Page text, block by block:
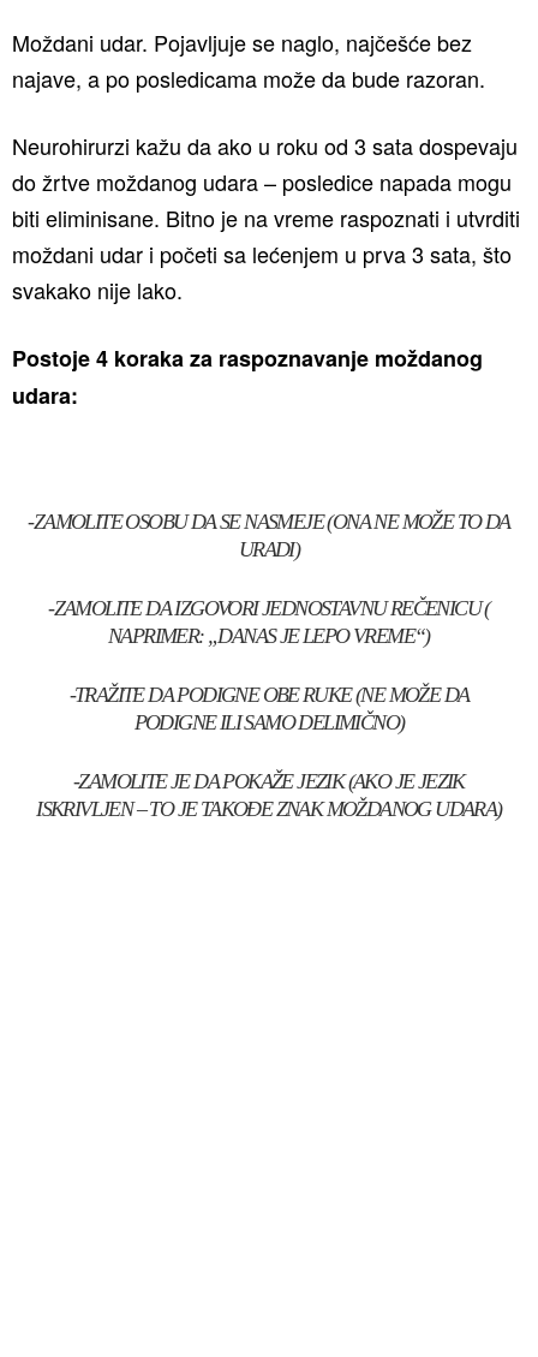
Moždani udar. Pojavljuje se naglo, najčešće bez
najave, a po posledicama može da bude razoran.
Neurohirurzi kažu da ako u roku od 3 sata dospevaju
do žrtve moždanog udara – posledice napada mogu
biti eliminisane. Bitno je na vreme raspoznati i utvrditi
moždani udar i početi sa lećenjem u prva 3 sata, što
svakako nije lako.
Postoje 4 koraka za raspoznavanje moždanog
udara:
-ZAMOLITE OSOBU DA SE NASMEJE (ONA NE MOŽE TO DA
URADI)
-ZAMOLITE DA IZGOVORI JEDNOSTAVNU REČENICU (
NAPRIMER: „DANAS JE LEPO VREME“)
-TRAŽITE DA PODIGNE OBE RUKE (NE MOŽE DA
PODIGNE ILI SAMO DELIMIČNO)
-ZAMOLITE JE DA POKAŽE JEZIK (AKO JE JEZIK
ISKRIVLJEN – TO JE TAKOĐE ZNAK MOŽDANOG UDARA)